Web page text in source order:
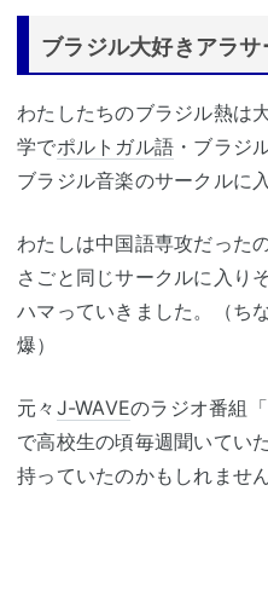
ブラジル大好きアラサ
わたしたちのブラジル熱は
学でポルトガル語 ・ブラジ
ブラジル音楽のサークルに
わたしは中国語専攻だった
さごと同じサークルに入り
ハマっていきました。（ち
爆）
元々 J-WAVEのラジオ番組
で高校生の頃毎週聞いてい
持っていたのかもしれません